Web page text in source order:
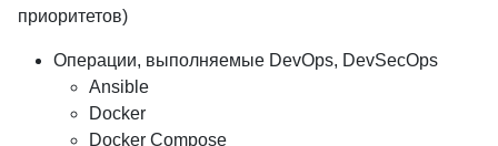
приоритетов)
Операции, выполняемые DevOps, DevSecOps
Ansible
Docker
Docker Compose